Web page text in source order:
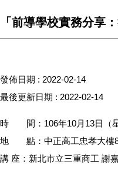
「前導學校實務分享
發佈日期 : 2022-02-14
最後更新日期 : 2022-02-14
時 間：106年10月13日（
地 點：中正高工忠孝大樓8
講 座：新北市立三重商工 謝